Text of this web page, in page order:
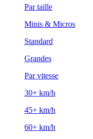
Par taille
Minis & Micros
Standard
Grandes
Par vitesse
30+ km/h
45+ km/h
60+ km/h